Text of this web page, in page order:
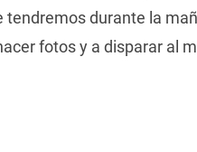
tendremos durante la
fotos y a disparar al